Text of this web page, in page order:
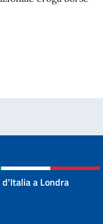
2025/26
a Londra